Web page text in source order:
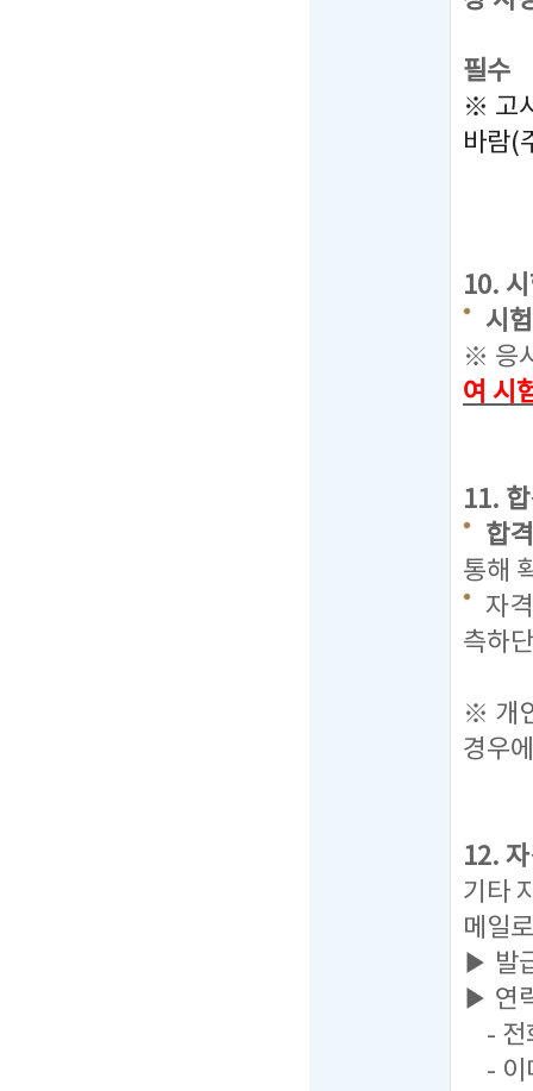
필수
※ 고
바람(
10.
시
※ 응
여 시
11.
합
통해
자
측하
※ 개
경우
12.
기타
메일
▶ 발
▶ 연
- 전
- 이